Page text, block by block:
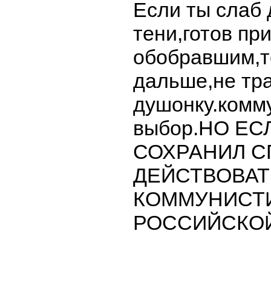
Если ты слаб
тени,готов
дальше,не
выбор.НО
СОХРАНИЛ